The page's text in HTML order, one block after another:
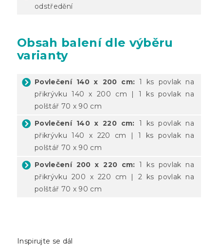
odstředění
Obsah balení dle výběru
varianty
Povlečení 140 x 200 cm: 1 ks povlak na
přikrývku 140 x 200 cm | 1 ks povlak na
polštář 70 x 90 cm
Povlečení 140 x 220 cm: 1 ks povlak na
přikrývku 140 x 220 cm | 1 ks povlak na
polštář 70 x 90 cm
Povlečení 200 x 220 cm: 1 ks povlak na
přikrývku 200 x 220 cm | 2 ks povlak na
polštář 70 x 90 cm
Inspirujte se dál